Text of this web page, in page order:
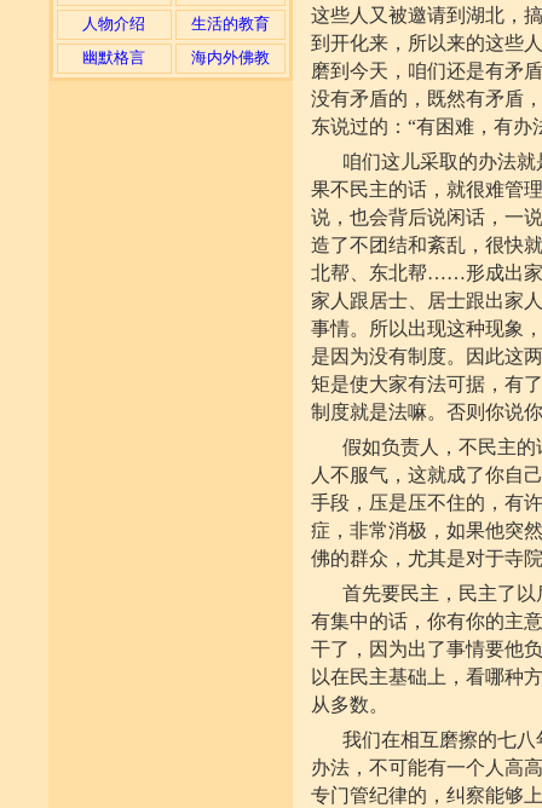
人物介绍
生活的教育
幽默格言
海内外佛教
这些人又被邀请到湖北，
到开化来，所以来的这些
磨到今天，咱们还是有矛
没有矛盾的，既然有矛盾
东说过的：“有困难，有办
咱们这儿采取的办法
果不民主的话，就很难管
说，也会背后说闲话，一
造了不团结和紊乱，很快
北帮、东北帮……形成出家
家人跟居士、居士跟出家
事情。所以出现这种现象
是因为没有制度。因此这
矩是使大家有法可据，有
制度就是法嘛。否则你说
假如负责人，不民主
人不服气，这就成了你自
手段，压是压不住的，有
症，非常消极，如果他突
佛的群众，尤其是对于寺
首先要民主，民主了
有集中的话，你有你的主
干了，因为出了事情要他
以在民主基础上，看哪种
从多数。
我们在相互磨擦的七
办法，不可能有一个人高
专门管纪律的，纠察能够